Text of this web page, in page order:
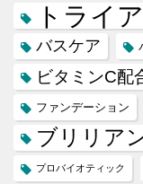
トライ
バスケア
ビタミンC配
ファンデーション
ブリリア
プロバイオティック